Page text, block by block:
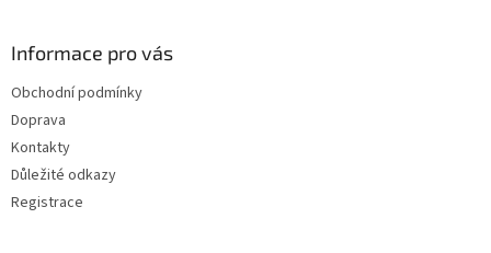
Informace pro vás
Obchodní podmínky
Doprava
Kontakty
Důležité odkazy
Registrace